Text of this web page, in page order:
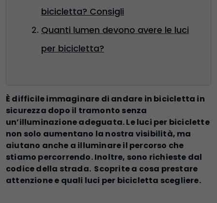
bicicletta? Consigli
Quanti lumen devono avere le luci
per bicicletta?
È difficile immaginare di andare in bicicletta in
sicurezza dopo il tramonto senza
un’illuminazione adeguata. Le luci per biciclette
non solo aumentano la nostra visibilità, ma
aiutano anche a illuminare il percorso che
stiamo percorrendo. Inoltre, sono richieste dal
codice della strada. Scoprite a cosa prestare
attenzione e quali luci per bicicletta scegliere.